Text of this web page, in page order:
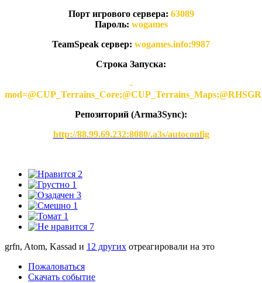
Порт игрового сервера: 63089
Пароль: wogames
TeamSpeak сервер: wogames.info:9987
Строка Запуска:
-
Репозиторий (Arma3Synс):
http://88.99.69.232:8080/.a3s/autoconfig
2
1
3
1
1
7
grfn, Atom, Kassad и 12 других отреагировали на это
Пожаловаться
Скачать событие